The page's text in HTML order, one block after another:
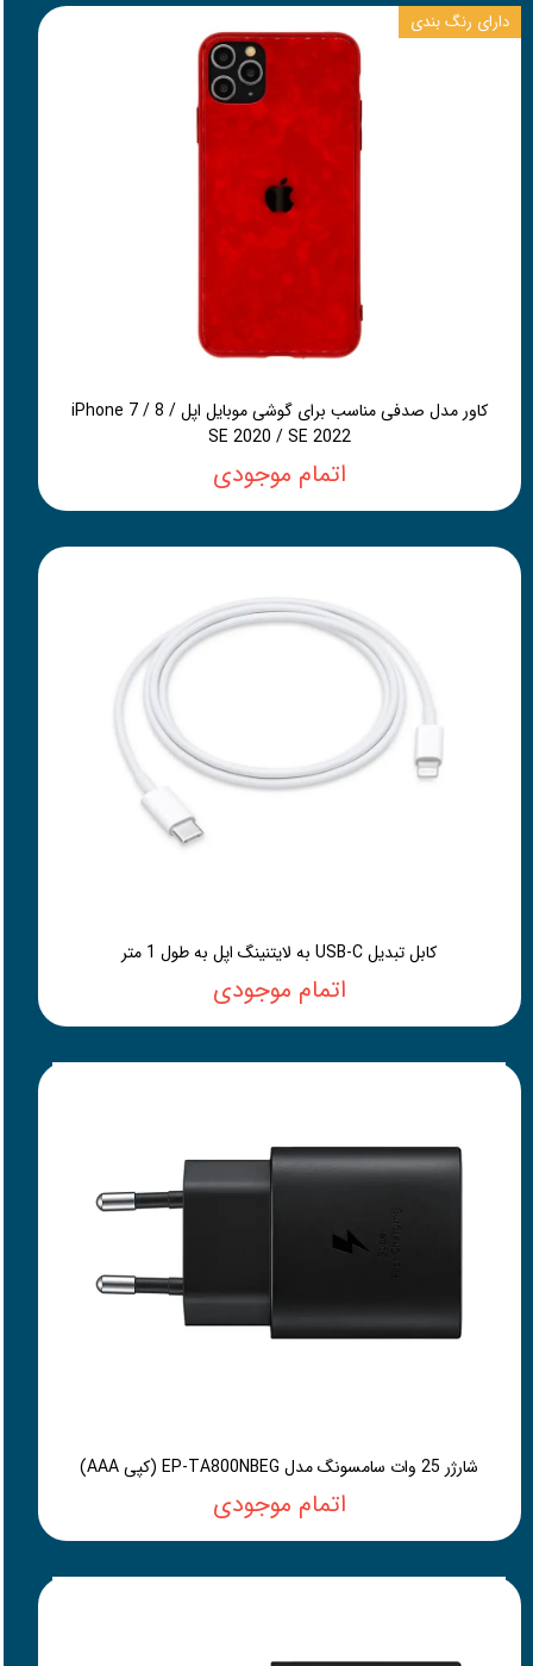
کاور مدل صدفی مناسب برای گوشی موبایل اپل iPhone 7 / 8 /
SE 2020 / SE 2022
اتمام موجودی
دارای رنگ بندی
کابل تبدیل USB-C به لایتنینگ اپل به طول 1 متر
اتمام موجودی
شارژر 25 وات سامسونگ مدل EP-TA800NBEG (کپی AAA)
اتمام موجودی